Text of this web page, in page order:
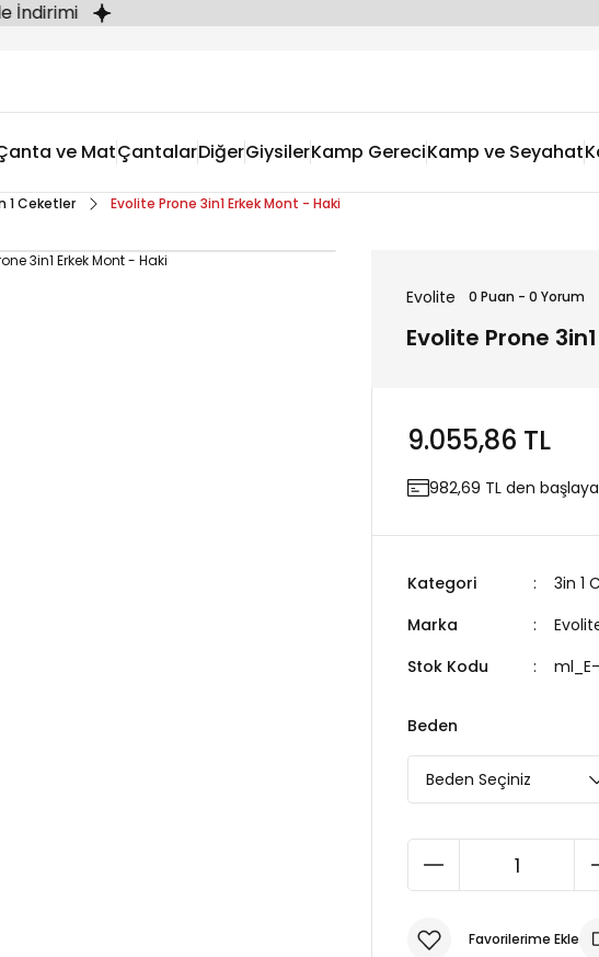
ve MatÇantalarDiğerGiysilerKamp GereciKamp ve Seyahat
1 Ceketler Evolite Prone 3in1 Erkek Mont - Haki
Evolite 0 Puan - 0 Yorum
Evolite Prone
9.055,86 TL
982,69 TL den
Kategori
3in 1
Marka
Stok Kodu
Beden